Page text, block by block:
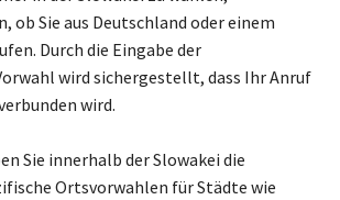
ob Sie aus Deutschland oder einem
Durch die Eingabe der
wird sichergestellt, dass Ihr Anruf
wird.
Sie innerhalb der Slowakei die
Ortsvorwahlen für Städte wie